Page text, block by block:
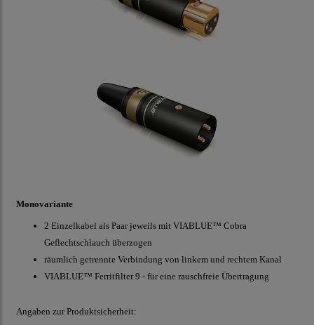
Monovariante
2 Einzelkabel als Paar jeweils mit VIABLUE™ Cobra
Geflechtschlauch überzogen
räumlich getrennte Verbindung von linkem und rechtem Kanal
VIABLUE™ Ferritfilter 9 - für eine rauschfreie Übertragung
Angaben zur Produktsicherheit: